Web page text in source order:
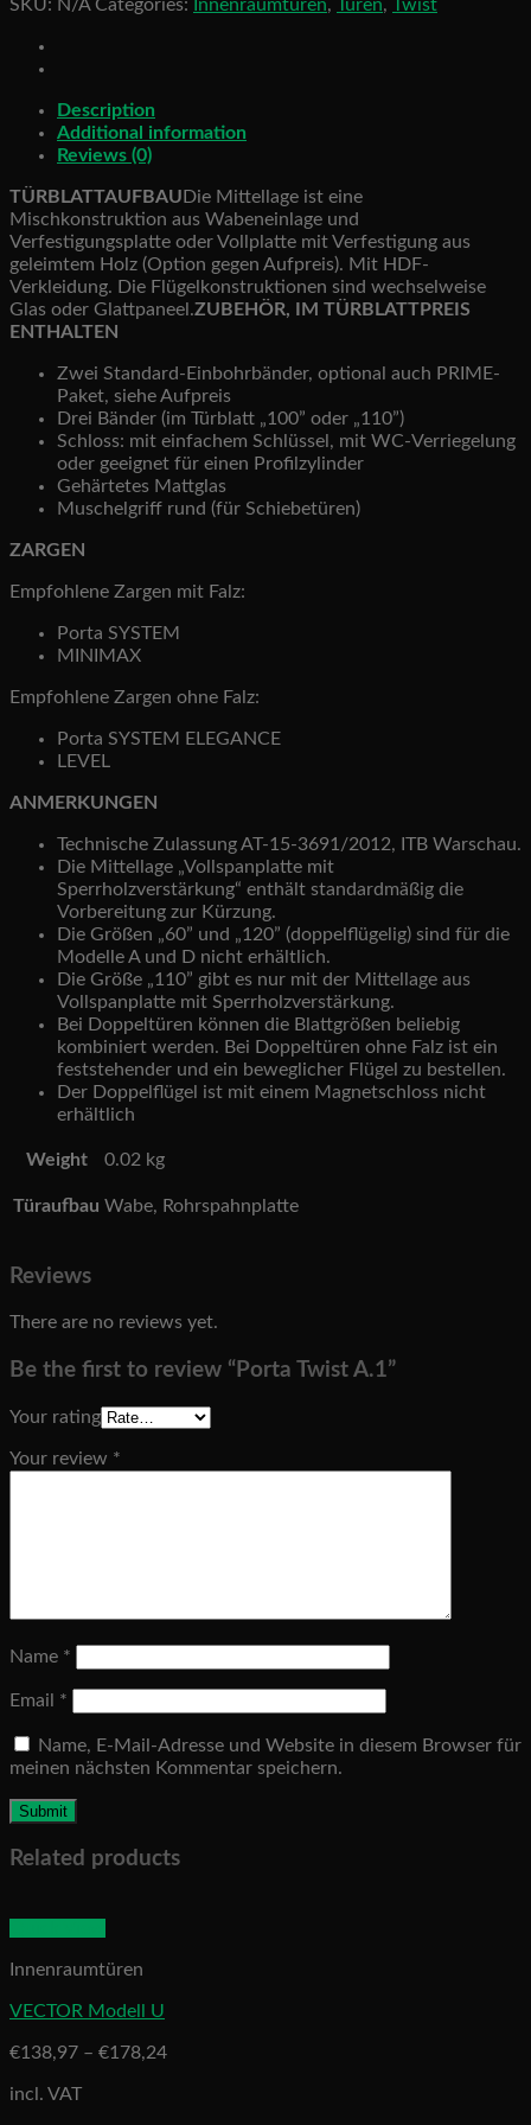
SKU: N/A Categories: Innenraumtüren, Türen, Twist
Description
Additional information
Reviews (0)
TÜRBLATTAUFBAU Die Mittellage ist eine
Mischkonstruktion aus Wabeneinlage und
Verfestigungsplatte oder Vollplatte mit Verfestigung aus
geleimtem Holz (Option gegen Aufpreis). Mit HDF-
Verkleidung. Die Flügelkonstruktionen sind wechselweise
Glas oder Glattpaneel.ZUBEHÖR, IM TÜRBLATTPREIS
ENTHALTEN
Zwei Standard-Einbohrbänder, optional auch PRIME-
Paket, siehe Aufpreis
Drei Bänder (im Türblatt „100” oder „110”)
Schloss: mit einfachem Schlüssel, mit WC-Verriegelung
oder geeignet für einen Profilzylinder
Gehärtetes Mattglas
Muschelgriff rund (für Schiebetüren)
ZARGEN
Empfohlene Zargen mit Falz:
Porta SYSTEM
MINIMAX
Empfohlene Zargen ohne Falz:
Porta SYSTEM ELEGANCE
LEVEL
ANMERKUNGEN
Technische Zulassung AT-15-3691/2012, ITB Warschau.
Die Mittellage „Vollspanplatte mit
Sperrholzverstärkung“ enthält standardmäßig die
Vorbereitung zur Kürzung.
Die Größen „60” und „120” (doppelflügelig) sind für die
Modelle A und D nicht erhältlich.
Die Größe „110” gibt es nur mit der Mittellage aus
Vollspanplatte mit Sperrholzverstärkung.
Bei Doppeltüren können die Blattgrößen beliebig
kombiniert werden. Bei Doppeltüren ohne Falz ist ein
feststehender und ein beweglicher Flügel zu bestellen.
Der Doppelflügel ist mit einem Magnetschloss nicht
erhältlich
Weight 0.02 kg
Türaufbau Wabe, Rohrspahnplatte
Reviews
There are no reviews yet.
Be the first to review “Porta Twist A.1”
Your rating
Your review *
Name *
Email *
Name, E-Mail-Adresse und Website in diesem Browser für
meinen nächsten Kommentar speichern.
Related products
Innenraumtüren
VECTOR Modell U
€138,97 – €178,24
incl. VAT